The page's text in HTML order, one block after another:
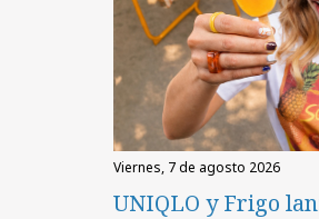
viernes, 7 de agosto 2026
UNIQLO y Frigo